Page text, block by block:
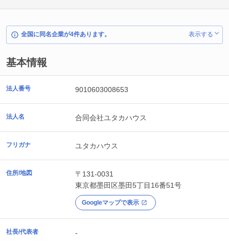
全国に同名企業が4件あります。 表示する
基本情報
法人番号 9010603008653
法人名 合同会社ユタカハウス
フリガナ ユタカハウス
住所/地図
〒131-0031
東京都墨田区墨田5丁目16番51号
Googleマップで表示
社長/代表者 -